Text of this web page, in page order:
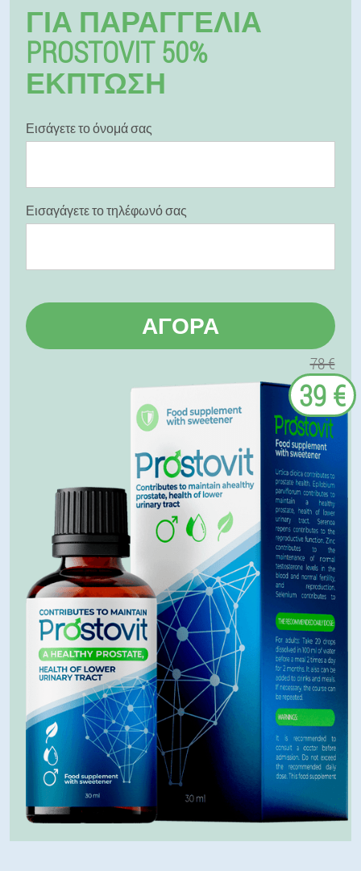
ΓΙΑ ΠΑΡΑΓΓΕΛΊΑ
PROSTOVIT 50%
ΕΚΠΤΩΣΗ
Εισάγετε το όνομά σας
Εισαγάγετε το τηλέφωνό σας
ΑΓΟΡΆ
78 €
39 €